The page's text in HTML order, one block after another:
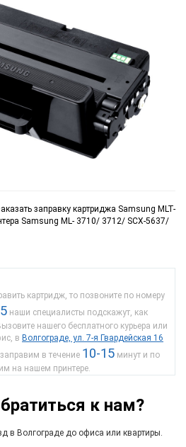
заправку картриджа Samsung MLT-
Samsung ML- 3710/ 3712/ SCX-5637/
картридж, то позвоните по номеру
наши специалисты подскажут, как
нашего бесплатного курьера или
в Волгограде, ул. 7-я Гвардейская 16
в течение 10-15 минут и по
на нашем принтере.
к нам?
в Волгограде до офиса или квартиры.